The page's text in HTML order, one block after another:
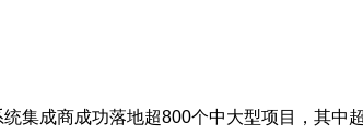
集成商成功落地超800个中大型项目，其中